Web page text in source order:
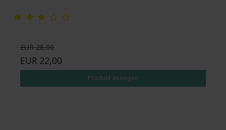
EUR 26,00
EUR 22,00
Produkt anzeigen